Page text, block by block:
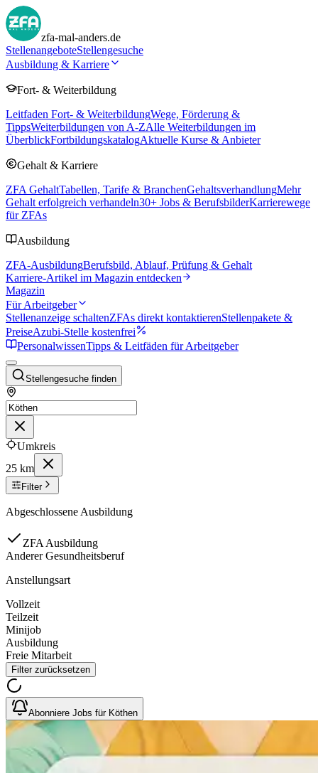
zfa-mal-anders.de
StellenangeboteStellengesuche
Ausbildung & Karriere
Fort- & Weiterbildung
Leitfaden Fort- & WeiterbildungWege, Förderung &
TippsWeiterbildungen von A-ZAlle Weiterbildungen im
ÜberblickFortbildungskatalogAktuelle Kurse & Anbieter
Gehalt & Karriere
ZFA GehaltTabellen, Tarife & BranchenGehaltsverhandlungMehr
Gehalt erfolgreich verhandeln30+ Jobs & BerufsbilderKarrierewege
für ZFAs
Ausbildung
ZFA-AusbildungBerufsbild, Ablauf, Prüfung & Gehalt
Karriere-Artikel im Magazin entdecken
Magazin
Für Arbeitgeber
Stellenanzeige schaltenZFAs direkt kontaktierenStellenpakete &
PreiseAzubi-Stelle kostenfrei
PersonalwissenTipps & Leitfäden für Arbeitgeber
Stellengesuche finden
Umkreis
25 km
Filter
Abgeschlossene Ausbildung
ZFA Ausbildung
Anderer Gesundheitsberuf
Anstellungsart
Vollzeit
Teilzeit
Minijob
Ausbildung
Freie Mitarbeit
Filter zurücksetzen
Abonniere Jobs für Köthen